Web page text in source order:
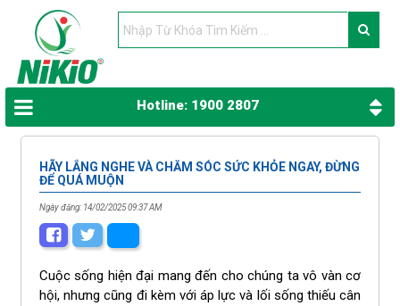
Hotline: 1900 2807
HÃY LẮNG NGHE VÀ CHĂM SÓC SỨC KHỎE NGAY, ĐỪNG
ĐỂ QUÁ MUỘN
Ngày đăng: 14/02/2025 09:37 AM
Cuộc sống hiện đại mang đến cho chúng ta vô vàn cơ
hội, nhưng cũng đi kèm với áp lực và lối sống thiếu cân